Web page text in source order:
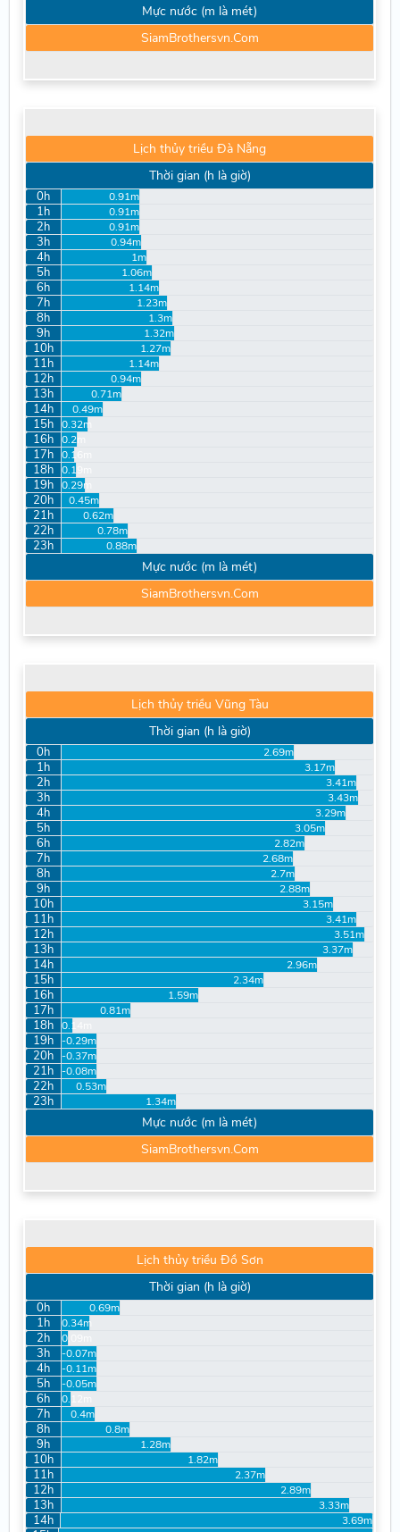
Mực nước (m là mét)
SiamBrothersvn.Com
Lịch thủy triều Đà Nẵng
Thời gian (h là giờ)
0h 0.91m
1h 0.91m
2h 0.91m
3h 0.94m
4h 1m
5h 1.06m
6h 1.14m
7h 1.23m
8h 1.3m
9h 1.32m
10h 1.27m
11h 1.14m
12h 0.94m
13h 0.71m
14h 0.49m
15h 0.32m
16h 0.2m
17h 0.16m
18h 0.19m
19h 0.29m
20h 0.45m
21h 0.62m
22h 0.78m
23h 0.88m
Mực nước (m là mét)
SiamBrothersvn.Com
Lịch thủy triều Vũng Tàu
Thời gian (h là giờ)
0h 2.69m
1h 3.17m
2h 3.41m
3h 3.43m
4h 3.29m
5h 3.05m
6h 2.82m
7h 2.68m
8h 2.7m
9h 2.88m
10h 3.15m
11h 3.41m
12h 3.51m
13h 3.37m
14h 2.96m
15h 2.34m
16h 1.59m
17h 0.81m
18h 0.14m
19h -0.29m
20h -0.37m
21h -0.08m
22h 0.53m
23h 1.34m
Mực nước (m là mét)
SiamBrothersvn.Com
Lịch thủy triều Đồ Sơn
Thời gian (h là giờ)
0h 0.69m
1h 0.34m
2h 0.09m
3h -0.07m
4h -0.11m
5h -0.05m
6h 0.12m
7h 0.4m
8h 0.8m
9h 1.28m
10h 1.82m
11h 2.37m
12h 2.89m
13h 3.33m
14h 3.69m